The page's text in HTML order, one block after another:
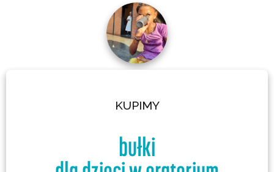
KUPIMY
bułki